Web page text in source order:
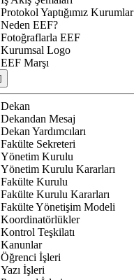
Protokol Yaptığımız Kurumlar
Neden EEF?
Fotoğraflarla EEF
Kurumsal Logo
EEF Marşı
Dekan
Dekandan Mesaj
Dekan Yardımcıları
Fakülte Sekreteri
Yönetim Kurulu
Yönetim Kurulu Kararları
Fakülte Kurulu
Fakülte Kurulu Kararları
Fakülte Yönetişim Modeli
Koordinatörlükler
Kontrol Teşkilatı
Kanunlar
Öğrenci İşleri
Yazı İşleri